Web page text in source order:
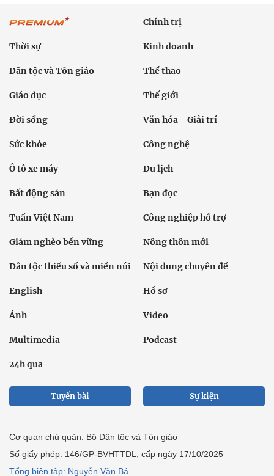
Chính trị
Thời sự Kinh doanh
Dân tộc và Tôn giáo Thể thao
Giáo dục Thế giới
Đời sống Văn hóa - Giải trí
Sức khỏe Công nghệ
Ô tô xe máy Du lịch
Bất động sản Bạn đọc
Tuần Việt Nam Công nghiệp hỗ trợ
Giảm nghèo bền vững Nông thôn mới
Dân tộc thiểu số và miền núi Nội dung chuyên đề
English Hồ sơ
Ảnh Video
Multimedia Podcast
24h qua
Tuyến bài Sự kiện
Cơ quan chủ quản: Bộ Dân tộc và Tôn giáo
Số giấy phép: 146/GP-BVHTTDL, cấp ngày 17/10/2025
Tổng biên tập: Nguyễn Văn Bá